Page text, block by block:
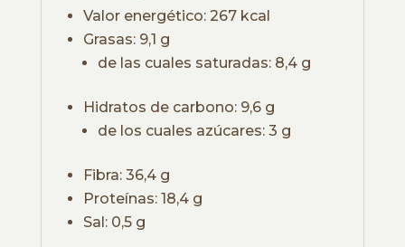
Valor energético: 267 kcal
Grasas: 9,1 g
de las cuales saturadas: 8,4 g
Hidratos de carbono: 9,6 g
de los cuales azúcares: 3 g
Fibra: 36,4 g
Proteínas: 18,4 g
Sal: 0,5 g